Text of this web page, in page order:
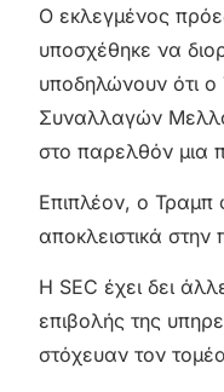
Ο εκλεγμένος
υποσχέθηκε να
υποδηλώνουν ότι ο
Συναλλαγών
στο παρελθόν μια
Επιπλέον, ο Τραμπ
αποκλειστικά στην
Η SEC έχει δει
επιβολής της
στόχευαν τον